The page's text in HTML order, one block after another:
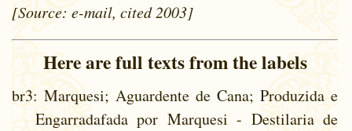
[Source: e-mail, cited 2003]
Here are full texts from the labels
br3: Marquesi; Aguardente de Cana; Produzida e
Engarradafada por Marquesi - Destilaria de